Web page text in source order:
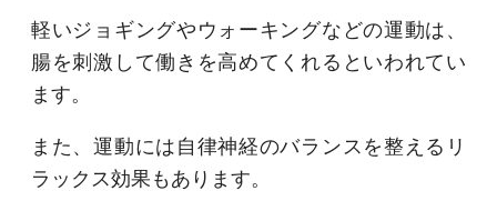
軽いジョギングやウォーキングなどの運動は、
腸を刺激して働きを高めてくれるといわれてい
ます。
また、運動には自律神経のバランスを整えるリ
ラックス効果もあります。